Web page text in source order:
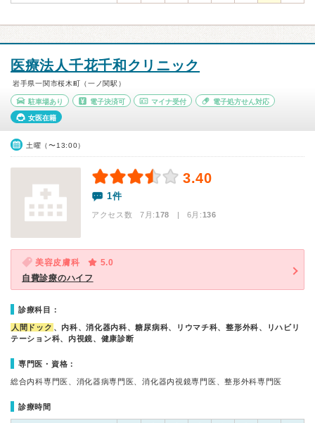
医療法人千花千和クリニック
岩手県一関市桜木町（一ノ関駅）
駐車場あり 電子決済可 マイナ受付 電子処方せん対応
女医在籍
土曜（〜13:00）
3.40
1件
アクセス数 7月:178 | 6月:136
美容皮膚科
5.0
自費診療のハイフ
診療科目：
人間ドック 、内科、消化器内科、糖尿病科、リウマチ科、整形外科、リハビリ
テーション科、内視鏡、健康診断
専門医・資格：
総合内科専門医、消化器病専門医、消化器内視鏡専門医、整形外科専門医
診療時間